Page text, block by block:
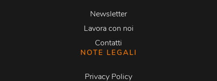
Newsletter
Lavora con noi
Contatti
NOTE LEGALI
Privacy Policy